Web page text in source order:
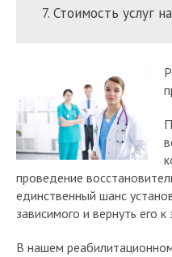
Стоимость услуг
проведение
единственный шанс
зависимого и вернуть его
В нашем